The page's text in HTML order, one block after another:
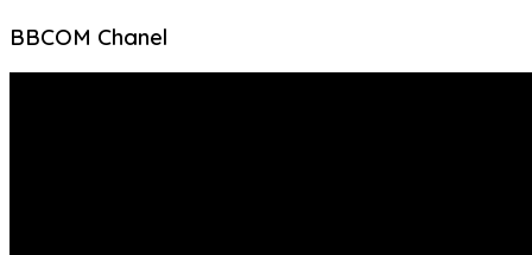
BBCOM Chanel